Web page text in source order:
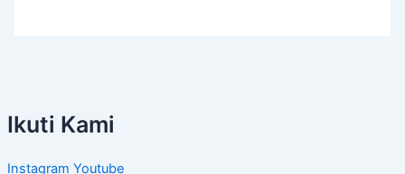
Ikuti Kami
Instagram Youtube